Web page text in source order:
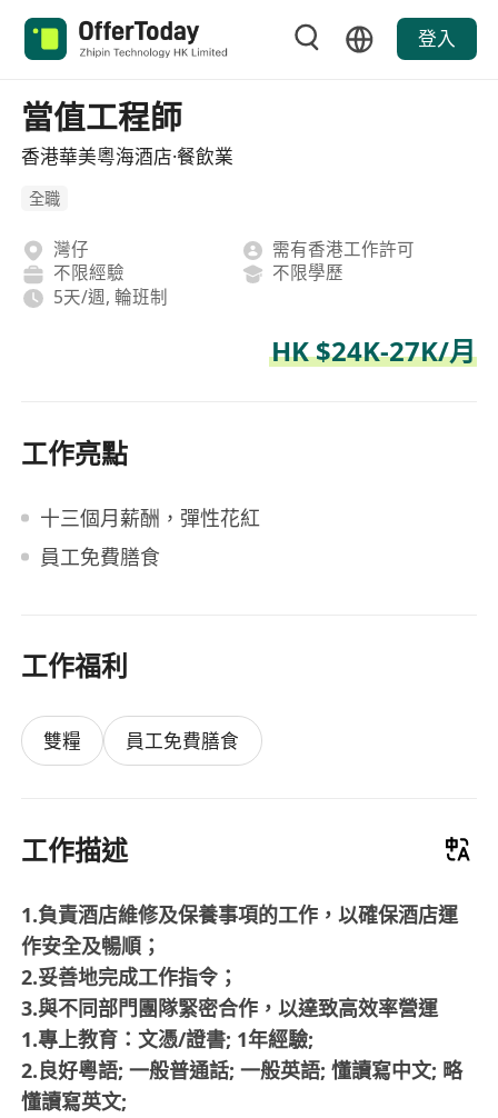
登入
當值工程師
香港華美粵海酒店·餐飲業
全職
灣仔
需有香港工作許可
不限經驗
不限學歷
5天/週, 輪班制
HK $24K-27K/月
工作亮點
十三個月薪酬，彈性花紅
員工免費膳食
工作福利
雙糧 員工免費膳食
工作描述
1.負責酒店維修及保養事項的工作，以確保酒店運
作安全及暢順；
2.妥善地完成工作指令；
3.與不同部門團隊緊密合作，以達致高效率營運
1.專上教育：文憑/證書; 1年經驗;
2.良好粵語; 一般普通話; 一般英語; 懂讀寫中文; 略
懂讀寫英文;